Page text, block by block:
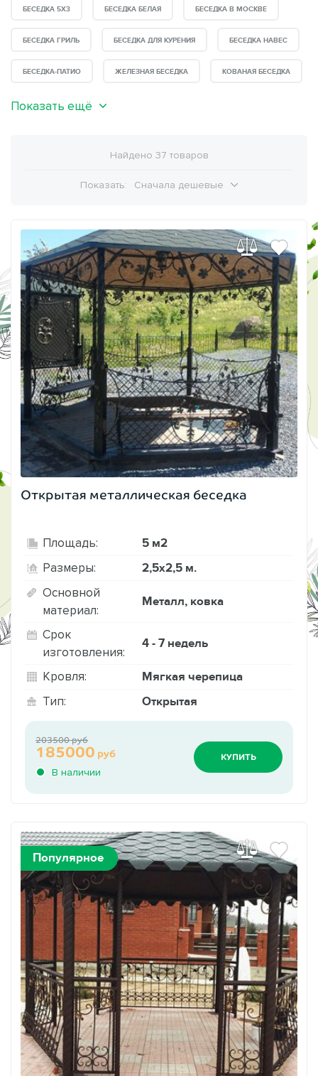
БЕСЕДКА 5Х3 БЕСЕДКА БЕЛАЯ БЕСЕДКА В МОСКВЕ
БЕСЕДКА ГРИЛЬ БЕСЕДКА ДЛЯ КУРЕНИЯ БЕСЕДКА НАВЕС
БЕСЕДКА-ПАТИО ЖЕЛЕЗНАЯ БЕСЕДКА КОВАНАЯ БЕСЕДКА
Показать ещё
Найдено 37 товаров
Показать: Сначала дешевые
Открытая металлическая беседка
Площадь: 5 м2
Размеры: 2,5х2,5 м.
Основной
материал:
Металл, ковка
Срок
изготовления:
4 - 7 недель
Кровля: Мягкая черепица
Тип: Открытая
В наличии
185000 руб
203500 руб
КУПИТЬ
Популярное